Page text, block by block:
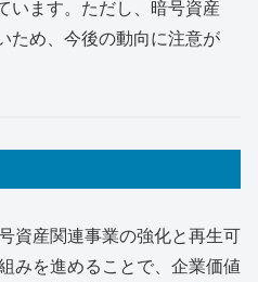
います。ただし、暗号資産
ため、今後の動向に注意が
資産関連事業の強化と再生可
みを進めることで、企業価値